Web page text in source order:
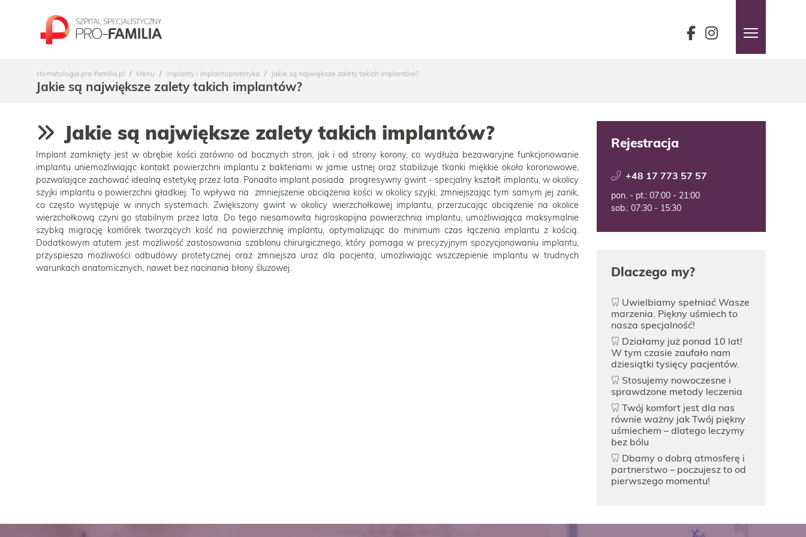
stomatologia.pro-familia.pl Menu Implanty i implantoprotetyka Jakie są największe zalety takich implantów?
Jakie są największe zalety takich implantów?
Jakie są największe zalety takich implantów?
Implant zamknięty jest w obrębie kości zarówno od bocznych stron, jak i od strony korony, co wydłuża bezawaryjne funkcjonowanie
implantu uniemożliwiając kontakt powierzchni implantu z bakteriami w jamie ustnej oraz stabilizuje tkanki miękkie około koronowowe,
pozwalające zachować idealną estetykę przez lata. Ponadto implant posiada progresywny gwint - specjalny kształt implantu, w okolicy
szyjki implantu o powierzchni gładkiej. To wpływa na zmniejszenie obciążenia kości w okolicy szyjki, zmniejszając tym samym jej zanik,
co często występuje w innych systemach. Zwiększony gwint w okolicy wierzchołkowej implantu, przerzucając obciążenie na okolice
wierzchołkową czyni go stabilnym przez lata. Do tego niesamowita higroskopijna powierzchnia implantu, umożliwiająca maksymalnie
szybką migrację komórek tworzących kość na powierzchnię implantu, optymalizując do minimum czas łączenia implantu z kością.
Dodatkowym atutem jest możliwość zastosowania szablonu chirurgicznego, który pomaga w precyzyjnym spozycjonowaniu implantu,
przyspiesza możliwości odbudowy protetycznej oraz zmniejsza uraz dla pacjenta, umożliwiając wszczepienie implantu w trudnych
warunkach anatomicznych, nawet bez nacinania błony śluzowej.
Rejestracja
+48 17 773 57 57
pon. - pt.: 07:00 - 21:00
sob.: 07:30 - 15:30
Dlaczego my?
Uwielbiamy spełniać Wasze
marzenia. Piękny uśmiech to
nasza specjalność!
Działamy już ponad 10 lat!
W tym czasie zaufało nam
dziesiątki tysięcy pacjentów.
Stosujemy nowoczesne i
sprawdzone metody leczenia
Twój komfort jest dla nas
równie ważny jak Twój piękny
uśmiechem – dlatego leczymy
bez bólu
Dbamy o dobrą atmosferę i
partnerstwo – poczujesz to od
pierwszego momentu!